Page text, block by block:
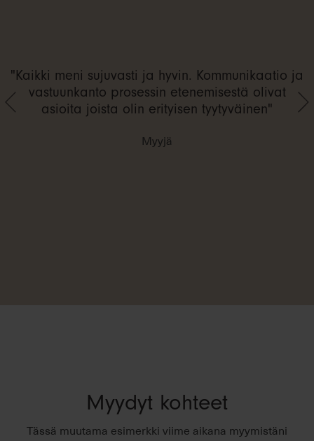
"Kaikki meni sujuvasti ja hyvin. Kommunikaatio ja
vastuunkanto prosessin etenemisestä olivat
asioita joista olin erityisen tyytyväinen"
Myyjä
Myydyt kohteet
Tässä muutama esimerkki viime aikana myymistäni